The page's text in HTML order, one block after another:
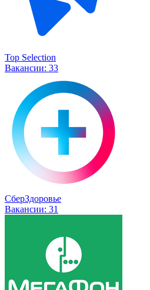
Top Selection
Вакансии: 33
СберЗдоровье
Вакансии: 31